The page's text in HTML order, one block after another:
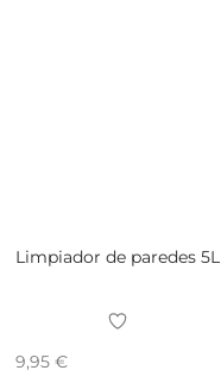
Limpiador de paredes 5L
9,95 €